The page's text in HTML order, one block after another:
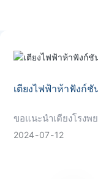
เตียงไฟฟ้าห้าฟังก์ชั
ขอแนะนำเตียงโรงพ
ไฟฟ้า Five Function
2024 07 12